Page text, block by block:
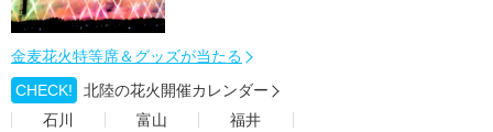
金麦花火特等席＆グッズが当たる
CHECK!
北陸の花火開催カレンダー
石川
富山 福井